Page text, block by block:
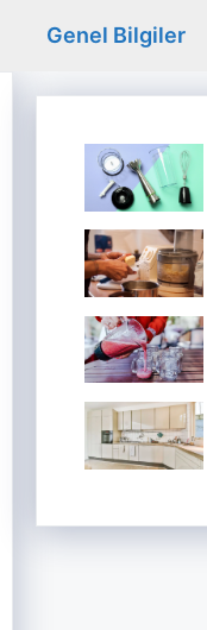
Genel Bilgiler